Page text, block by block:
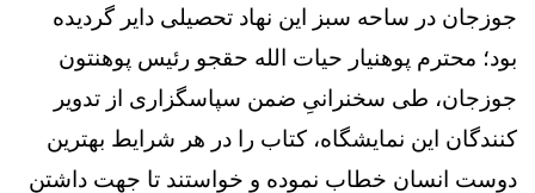
جوزجان در ساحه سبز این نهاد تحصیلی دایر گردیده
بود؛ محترم پوهنیار حيات الله حقجو رئیس پوهنتون
جوزجان، طی سخنرانیِ ضمن سپاسگزاری از تدویر
کنندگان این نمایشگاه، کتاب را در هر شرایط بهترین
دوست انسان خطاب نموده و خواستند تا جهت داشتن